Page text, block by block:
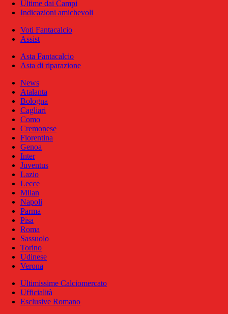
Ultime dai Campi
Indicazioni amichevoli
Voti Fantacalcio
Assist
Asta Fantacalcio
Asta di riparazione
News
Atalanta
Bologna
Cagliari
Como
Cremonese
Fiorentina
Genoa
Inter
Juventus
Lazio
Lecce
Milan
Napoli
Parma
Pisa
Roma
Sassuolo
Torino
Udinese
Verona
Ultimissime Calciomercato
Ufficialità
Esclusive Romano